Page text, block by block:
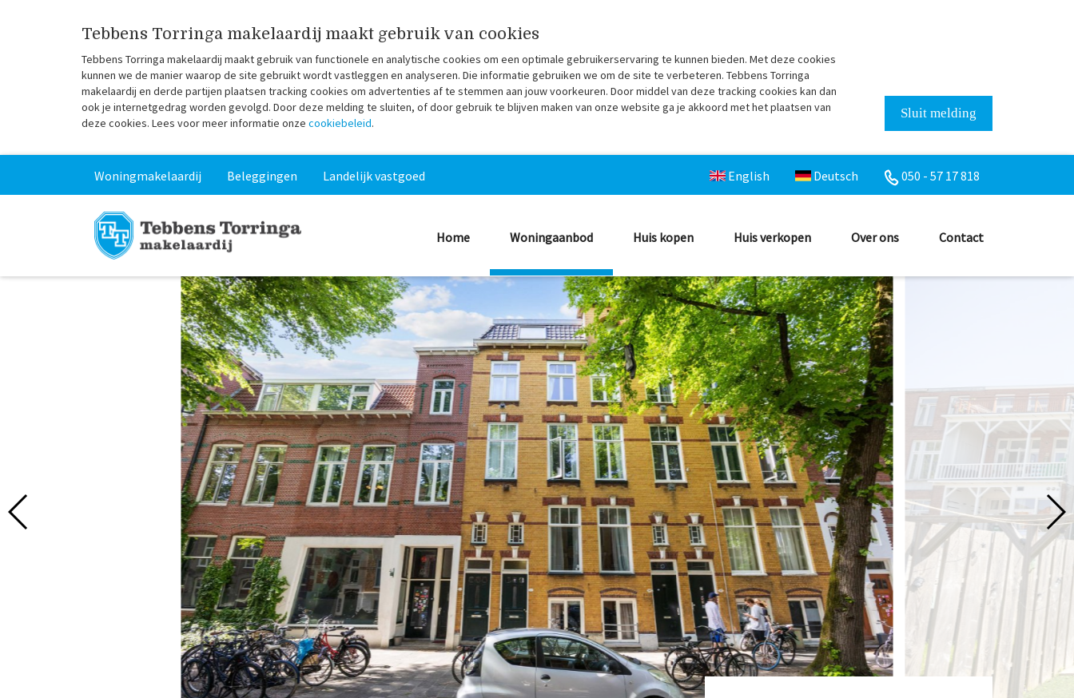
Tebbens Torringa makelaardij maakt gebruik van cookies
Tebbens Torringa makelaardij maakt gebruik van functionele en analytische cookies om een optimale gebruikerservaring te kunnen bieden. Met deze cookies
kunnen we de manier waarop de site gebruikt wordt vastleggen en analyseren. Die informatie gebruiken we om de site te verbeteren. Tebbens Torringa
makelaardij en derde partijen plaatsen tracking cookies om advertenties af te stemmen aan jouw voorkeuren. Door middel van deze tracking cookies kan dan
ook je internetgedrag worden gevolgd. Door deze melding te sluiten, of door gebruik te blijven maken van onze website ga je akkoord met het plaatsen van
deze cookies. Lees voor meer informatie onze cookiebeleid.
Sluit melding
Woningmakelaardij Beleggingen Landelijk vastgoed English Deutsch 050 - 57 17 818
Home Woningaanbod Huis kopen Huis verkopen Over ons Contact